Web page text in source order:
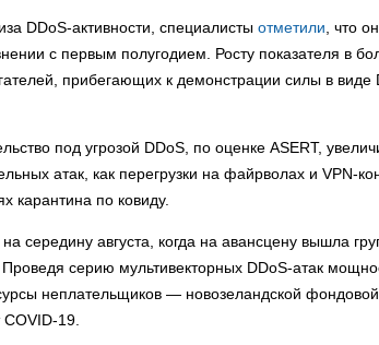
DDoS-активности, специалисты отметили , что
с первым полугодием. Росту показателя в
прибегающих к демонстрации силы в виде
под угрозой DDoS, по оценке ASERT,
атак, как перегрузки на файрволах и VPN-
карантина по ковиду.
середину августа, когда на авансцену вышла
серию мультивекторных DDoS-атак
неплательщиков — новозеландской
19.